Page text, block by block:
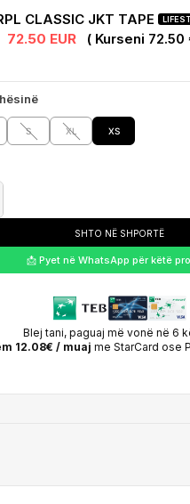
CLASSIC JKT TAPE
72.50 EUR ( Kurseni 72.50
S XL XS
SHTO NË SHPORTË
📩 Pyet në WhatsApp për këtë
Blej tani, paguaj më vonë në 6
12.08€ / muaj me StarCard ose